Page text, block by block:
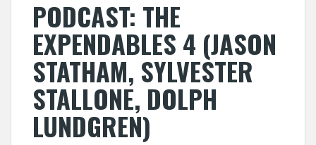
PODCAST: THE
EXPENDABLES 4 (JASON
STATHAM, SYLVESTER
STALLONE, DOLPH
LUNDGREN)